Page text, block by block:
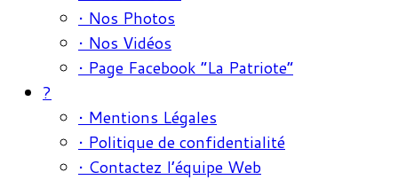
• Nos Photos
• Nos Vidéos
• Page Facebook “La Patriote”
?
• Mentions Légales
• Politique de confidentialité
• Contactez l’équipe Web